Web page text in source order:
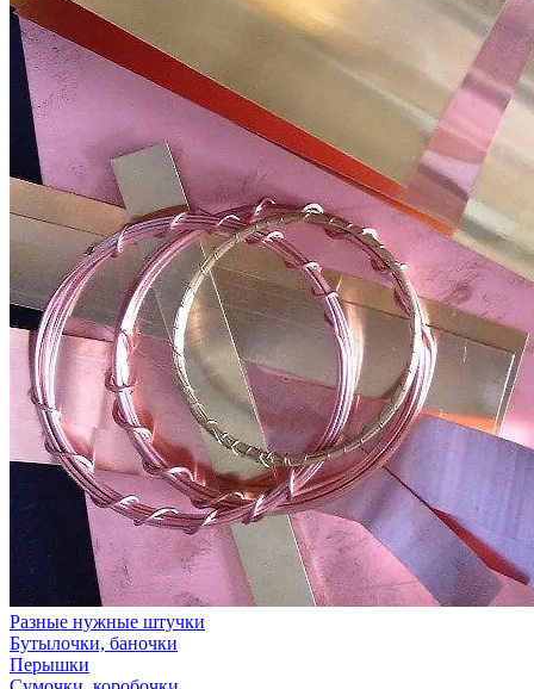
Разные нужные штучки
Бутылочки, баночки
Перышки